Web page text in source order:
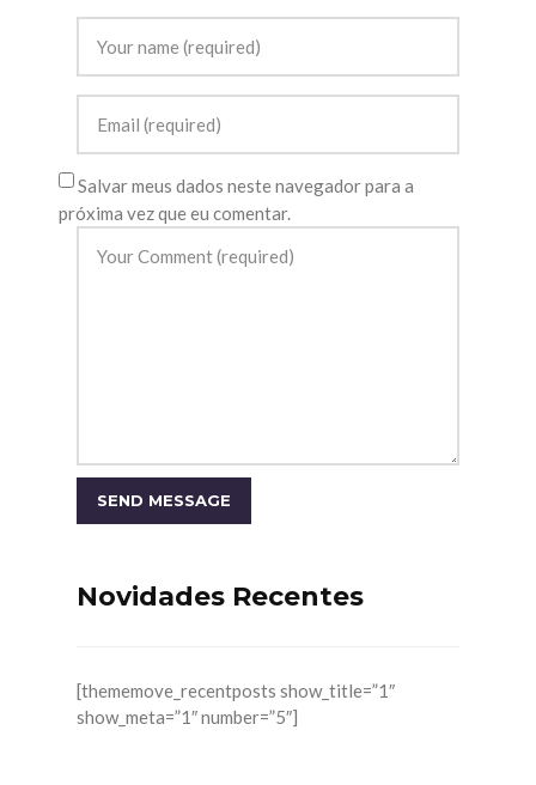
Salvar meus dados neste navegador para a
próxima vez que eu comentar.
Novidades Recentes
[thememove_recentposts show_title=”1″
show_meta=”1″ number=”5″]